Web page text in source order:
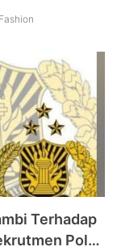
Fashion
Terhadap
Polri